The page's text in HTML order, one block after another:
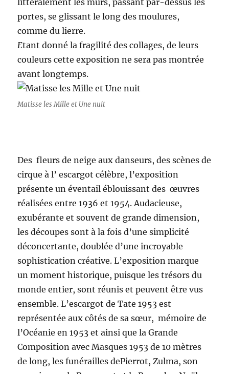
littéralement les murs, passant par-dessus les
portes, se glissant le long des moulures,
comme du lierre.
Etant donné la fragilité des collages, de leurs
couleurs cette exposition ne sera pas montrée
avant longtemps.
Matisse les Mille et Une nuit
Des fleurs de neige aux danseurs, des scènes de
cirque à l’ escargot célèbre, l’exposition
présente un éventail éblouissant des œuvres
réalisées entre 1936 et 1954. Audacieuse,
exubérante et souvent de grande dimension,
les découpes sont à la fois d’une simplicité
déconcertante, doublée d’une incroyable
sophistication créative. L’exposition marque
un moment historique, puisque les trésors du
monde entier, sont réunis et peuvent être vus
ensemble. L’escargot de Tate 1953 est
représentée aux côtés de sa sœur, mémoire de
l’Océanie en 1953 et ainsi que la Grande
Composition avec Masques 1953 de 10 mètres
de long, les funérailles dePierrot, Zulma, son